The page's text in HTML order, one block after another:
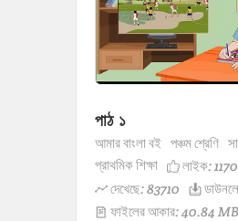
পাঠ ১
আমার বাংলা বই পঞ্চম শ্রেণি
প্রাথমিক শিক্ষা
লাইক:1170
দেখেছে: 83710
ফাইলের আকার: 40.84 MB